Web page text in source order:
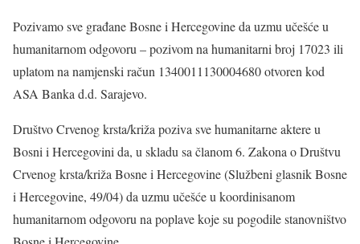
Pozivamo sve građane Bosne i Hercegovine da uzmu učešće u
humanitarnom odgovoru – pozivom na humanitarni broj 17023 ili
uplatom na namjenski račun 1340011130004680 otvoren kod
ASA Banka d.d. Sarajevo.
Društvo Crvenog krsta/križa poziva sve humanitarne aktere u
Bosni i Hercegovini da, u skladu sa članom 6. Zakona o Društvu
Crvenog krsta/križa Bosne i Hercegovine (Službeni glasnik Bosne
i Hercegovine, 49/04) da uzmu učešće u koordinisanom
humanitarnom odgovoru na poplave koje su pogodile stanovništvo